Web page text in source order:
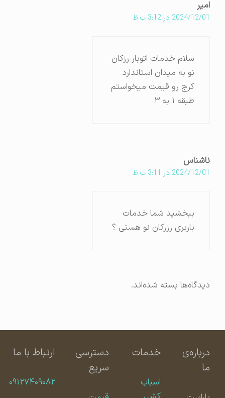
2024/12/01 در 3:12 ب.ظ
سلام خدمات اتوبار رزکان
نو به میدان استاندارد
کرج رو قیمت میخواستم
طبقه ۱ به ۳
ناشناس
2024/12/01 در 3:11 ب.ظ
ببخشید شما خدمات
باربری رزرکان نو هستی ؟
دیدگاه‌ها بسته شده‌اند.
درباره‌ی
خدمات
اسباب
دسترسی
سریع
ارتباط با ما
۰۹۱۲۷۴۰۹۰۸۲